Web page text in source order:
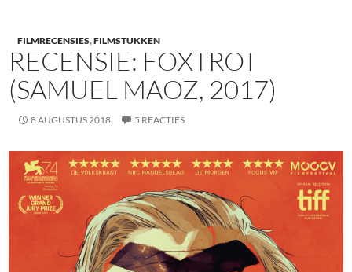
FILMRECENSIES,FILMSTUKKEN
RECENSIE: FOXTROT
(SAMUEL MAOZ, 2017)
8 AUGUSTUS 2018 5 REACTIES